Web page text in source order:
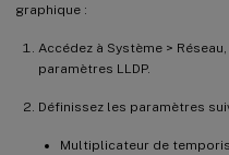
graphique :
Accédez à Système >
paramètres LLDP.
Définissez les paramètres
Multiplicateur de